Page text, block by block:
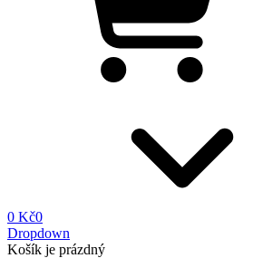
0 Kč0
Dropdown
Košík je prázdný